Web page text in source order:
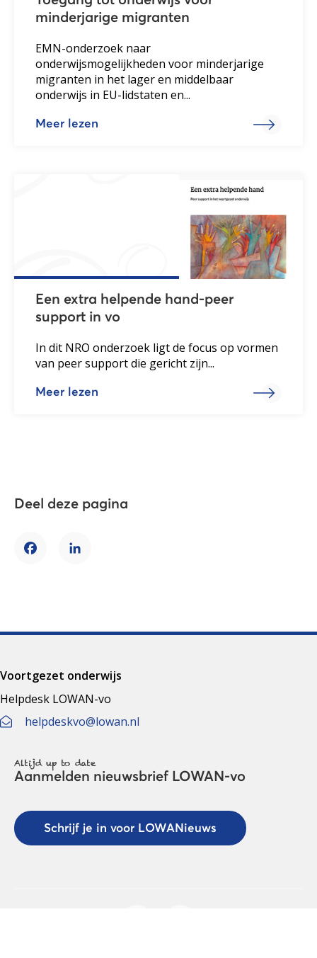
minderjarige migranten
EMN-onderzoek naar
onderwijsmogelijkheden voor minderjarige
migranten in het lager en middelbaar
onderwijs in EU-lidstaten en...
Meer lezen
Een extra helpende hand-peer
support in vo
In dit NRO onderzoek ligt de focus op vormen
van peer support die gericht zijn...
Meer lezen
Deel deze pagina
FacebookLinkedIn
Voortgezet onderwijs
Helpdesk LOWAN-vo
helpdeskvo@lowan.nl
Altijd up to date
Aanmelden nieuwsbrief LOWAN-vo
Schrijf je in voor LOWANieuws